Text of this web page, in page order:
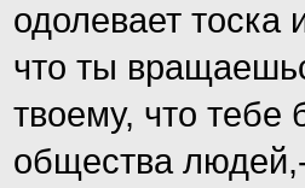
одолевает тоска
что ты
твоему, что тебе
общества